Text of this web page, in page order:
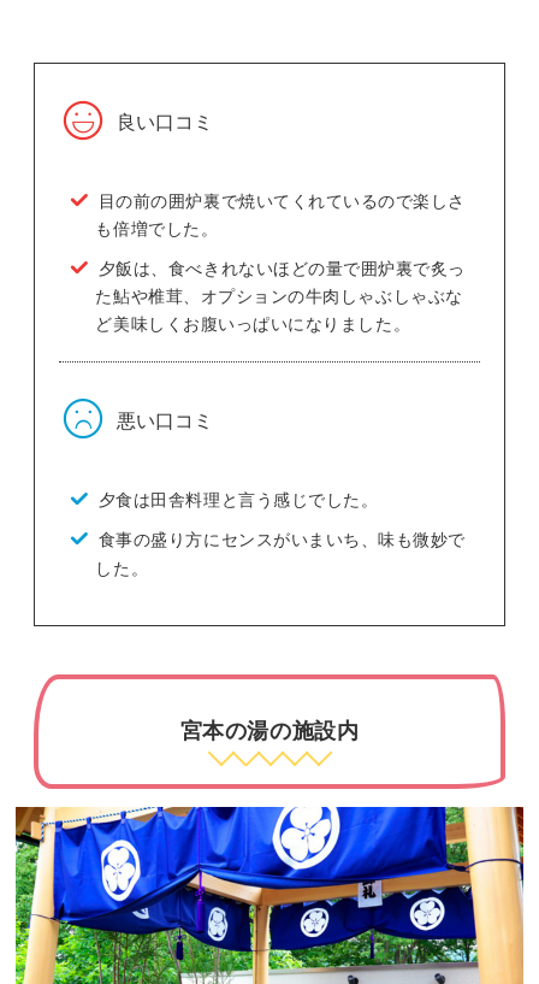
良い口コミ
目の前の囲炉裏で焼いてくれているので楽しさ
も倍増でした。
夕飯は、食べきれないほどの量で囲炉裏で炙っ
た鮎や椎茸、オプションの牛肉しゃぶしゃぶな
ど美味しくお腹いっぱいになりました。
悪い口コミ
夕食は田舎料理と言う感じでした。
食事の盛り方にセンスがいまいち、味も微妙で
した。
宮本の湯の施設内